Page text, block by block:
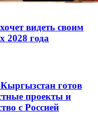
видеть своим
2028 года
готов
проекты и
с Россией